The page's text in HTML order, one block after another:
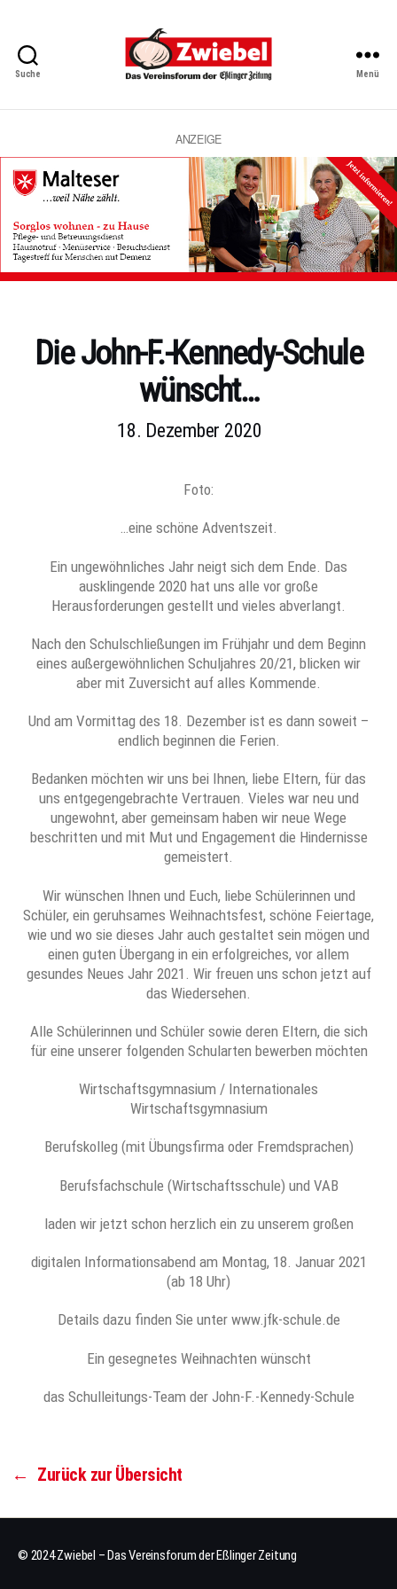
Suche
Vereinsforum
Eßlinger
Zeitung
Menü
ANZEIGE
Kategorien
Die John-F.-Kennedy-Schule
wünscht…
18. Dezember 2020
Foto:
…eine schöne Adventszeit.
Ein ungewöhnliches Jahr neigt sich dem Ende. Das
ausklingende 2020 hat uns alle vor große
Herausforderungen gestellt und vieles abverlangt.
Nach den Schulschließungen im Frühjahr und dem Beginn
eines außergewöhnlichen Schuljahres 20/21, blicken wir
aber mit Zuversicht auf alles Kommende.
Und am Vormittag des 18. Dezember ist es dann soweit –
endlich beginnen die Ferien.
Bedanken möchten wir uns bei Ihnen, liebe Eltern, für das
uns entgegengebrachte Vertrauen. Vieles war neu und
ungewohnt, aber gemeinsam haben wir neue Wege
beschritten und mit Mut und Engagement die Hindernisse
gemeistert.
Wir wünschen Ihnen und Euch, liebe Schülerinnen und
Schüler, ein geruhsames Weihnachtsfest, schöne Feiertage,
wie und wo sie dieses Jahr auch gestaltet sein mögen und
einen guten Übergang in ein erfolgreiches, vor allem
gesundes Neues Jahr 2021. Wir freuen uns schon jetzt auf
das Wiedersehen.
Alle Schülerinnen und Schüler sowie deren Eltern, die sich
für eine unserer folgenden Schularten bewerben möchten
Wirtschaftsgymnasium / Internationales
Wirtschaftsgymnasium
Berufskolleg (mit Übungsfirma oder Fremdsprachen)
Berufsfachschule (Wirtschaftsschule) und VAB
laden wir jetzt schon herzlich ein zu unserem großen
digitalen Informationsabend am Montag, 18. Januar 2021
(ab 18 Uhr)
Details dazu finden Sie unter www.jfk-schule.de
Ein gesegnetes Weihnachten wünscht
das Schulleitungs-Team der John-F.-Kennedy-Schule
← Zurück zur Übersicht
© 2024 Zwiebel – Das Vereinsforum der Eßlinger Zeitung